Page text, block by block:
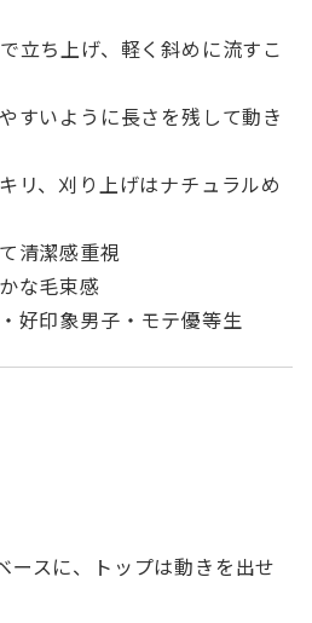
立ち上げ、軽く斜めに流すこ
すいように長さを残して動き
リ、刈り上げはナチュラルめ
清潔感重視
な毛束感
好印象男子・モテ優等生
ースに、トップは動きを出せ